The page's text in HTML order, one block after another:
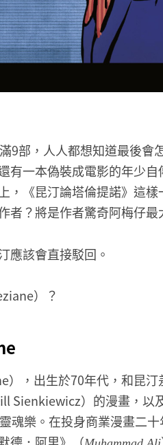
9部，人人都想知道最後會
有一本偽裝成電影的年少
，《昆汀論塔倫提諾》這
？將是作者驚奇阿梅仔最
應該會直接駁回。
）？
，出生於70年代，和昆汀
Sienkiewicz）的漫畫，以
魂樂。在投身商業漫畫二